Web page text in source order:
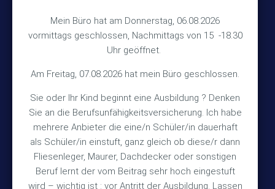
Mein Büro hat am Donnerstag, 06.08.2026
vormittags geschlossen, Nachmittags von 15 -18.30
Uhr geöffnet.
Am Freitag, 07.08.2026 hat mein Büro geschlossen.
Sie oder Ihr Kind beginnt eine Ausbildung ? Denken
Sie an die Berufsunfähigkeitsversicherung. Ich habe
mehrere Anbieter die eine/n Schüler/in dauerhaft
als Schüler/in einstuft, ganz gleich ob diese/r dann
Fliesenleger, Maurer, Dachdecker oder sonstigen
Beruf lernt der vom Beitrag sehr hoch eingestuft
wird – wichtig ist : vor Antritt der Ausbildung. Lassen
Hinterkampstr.1a
30890 Barsinghausen
Kontakt
TEL +49 (5105) 1811
FAX +49 (5105) 2720
MAIL vmh1a@web.de